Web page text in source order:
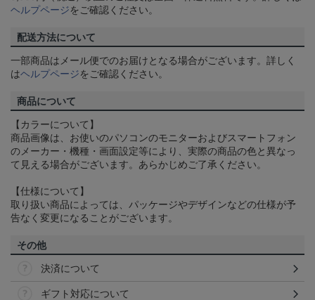
ヘルプページをご確認ください。
配送方法について
一部商品はメール便でのお届けとなる場合がございます。詳しく
はヘルプページをご確認ください。
商品について
【カラーについて】
商品画像は、お使いのパソコンのモニターおよびスマートフォン
のメーカー・機種・画面設定等により、実際の商品の色と異なっ
て見える場合がございます。あらかじめご了承ください。
【仕様について】
取り扱い商品によっては、パッケージやデザインなどの仕様が予
告なく変更になることがございます。
その他
決済について
ギフト対応について